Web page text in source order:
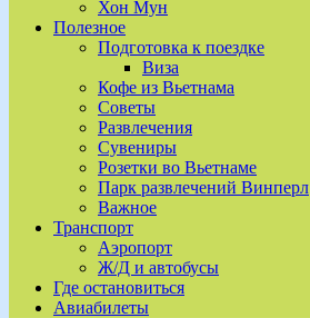
Хон Мун
Полезное
Подготовка к поездке
Виза
Кофе из Вьетнама
Советы
Развлечения
Сувениры
Розетки во Вьетнаме
Парк развлечений Винперл
Важное
Транспорт
Аэропорт
Ж/Д и автобусы
Где остановиться
Авиабилеты